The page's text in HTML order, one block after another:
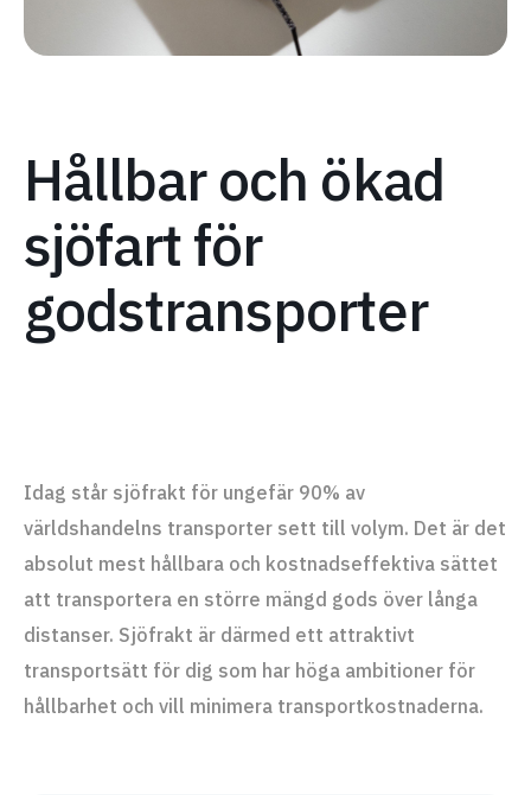
Hållbar och ökad
sjöfart för
godstransporter
Idag står sjöfrakt för ungefär 90% av
världshandelns transporter sett till volym. Det är det
absolut mest hållbara och kostnadseffektiva sättet
att transportera en större mängd gods över långa
distanser. Sjöfrakt är därmed ett attraktivt
transportsätt för dig som har höga ambitioner för
hållbarhet och vill minimera transportkostnaderna.